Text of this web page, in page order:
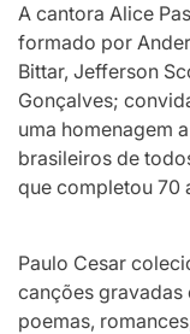
A cantora Alice
formado por
Bittar, Jefferson
Gonçalves;
uma homenagem
brasileiros de
que completou 70
Paulo Cesar
canções gravadas
poemas,